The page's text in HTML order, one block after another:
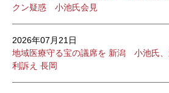
クン疑惑 小池氏会見
2026年07月21日
地域医療守る宝の議席を 新潟 小池氏
利訴え 長岡